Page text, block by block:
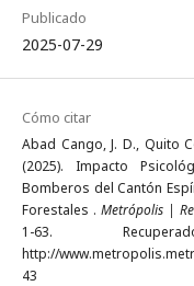
Publicado
2025-07-29
Cómo citar
Abad Cango, J. D., Quito
(2025). Impacto
Bomberos del Cantón
Forestales .Metrópolis |
1-63.
http://
43